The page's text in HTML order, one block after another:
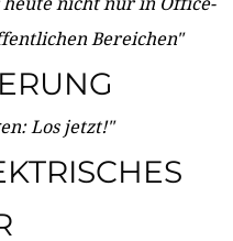
Bereichen"
Los jetzt!"